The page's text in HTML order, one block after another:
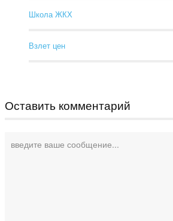
Школа ЖКХ
Взлет цен
Оставить комментарий